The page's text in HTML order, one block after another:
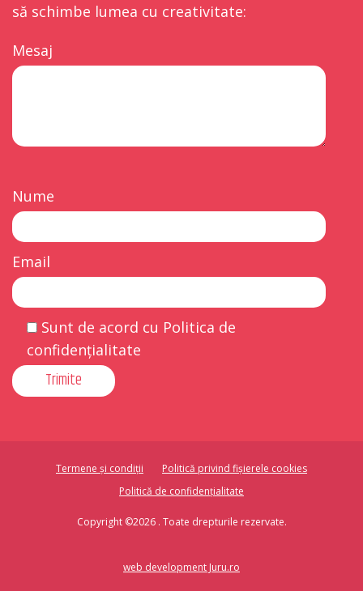
să schimbe lumea cu creativitate:
Mesaj
Nume
Email
Sunt de acord cu Politica de
confidențialitate
Termene și condiții
Politică privind fișierele cookies
Politică de confidențialitate
Copyright ©2026 . Toate drepturile rezervate.
web development Juru.ro